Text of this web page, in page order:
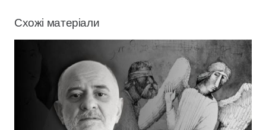
Схожі матеріали